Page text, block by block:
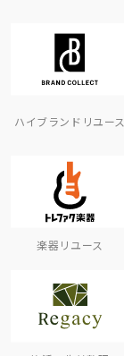
ハイブランドリユース
楽器リユース